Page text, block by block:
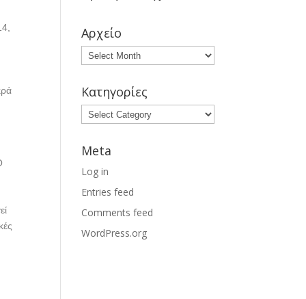
Αρχείο
Κατηγορίες
Meta
Log in
Entries feed
Comments feed
WordPress.org